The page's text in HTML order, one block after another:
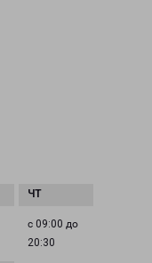
с 09:00 до
20:30